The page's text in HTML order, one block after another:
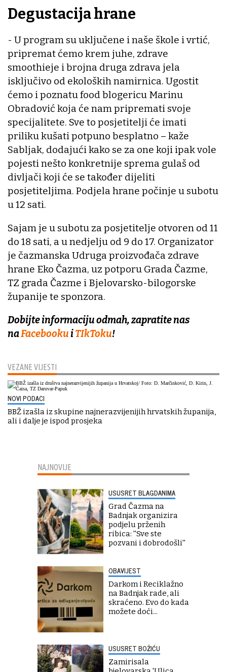
VEZANE VIJESTI
NOVI PODACI
BBŽ izašla iz skupine najnerazvijenijih hrvatskih županija,
ali i dalje je ispod prosjeka
Degustacija hrane
- U program su uključene i naše škole i vrtić,
pripremat ćemo krem juhe, zdrave
smoothieje i brojna druga zdrava jela
isključivo od ekoloških namirnica. Ugostit
ćemo i poznatu food blogericu Marinu
Obradović koja će nam pripremati svoje
specijalitete. Sve to posjetitelji će imati
priliku kušati potpuno besplatno – kaže
Sabljak, dodajući kako se za one koji ipak vole
pojesti nešto konkretnije sprema gulaš od
divljači koji će se također dijeliti
posjetiteljima. Podjela hrane počinje u subotu
u 12 sati.
Sajam je u subotu za posjetitelje otvoren od 11
do 18 sati, a u nedjelju od 9 do 17. Organizator
je čazmanska Udruga proizvođača zdrave
hrane Eko Čazma, uz potporu Grada Čazme,
TZ grada Čazme i Bjelovarsko-bilogorske
županije te sponzora.
Dobijte informaciju odmah, zapratite nas
naFacebookuiTIkToku!
NAJNOVIJE
USUSRET BLAGDANIMA
Grad Čazma na
Badnjak organizira
podjelu prženih
ribica: ''Sve ste
pozvani i dobrodošli''
OBAVIJEST
Darkom i Reciklažno
na Badnjak rade, ali
skraćeno. Evo do kada
možete doći...
USUSRET BOŽIĆU
Zamirisala